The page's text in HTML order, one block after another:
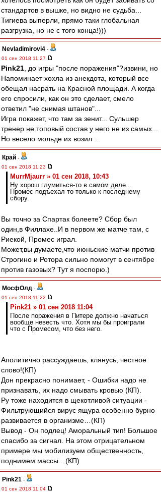
стандартов в вышке, но видно не судьба...
Тигиева выперли, прямо таки глобальная
разгрузка, но не с того конца!)))
Nevladimirovi4 -
01 сен 2018 11:27
Pink21 , до игры "после поражения"?извини, но
Напоминает хохла из анекдота, который все
обещал насрать на Красной площади. А когда
его спросили, как он это сделает, смело
ответил "не снимая штанов"...
Игра покажет, что там за зенит... Сульшер
тренер не топовый состав у него не из самых...
Но весело мольде их возил ...
Край -
01 сен 2018 11:23
MurrMjaurr » 01 сен 2018, 10:43
Ну хорош глумиться-то в самом деле...
Промес подъехал-то только к последнему
сбору.
Вы точно за Спартак болеете? Сбор был
один,в Филлахе..И в первом же матче там, с
Риекой, Промес играл.
Может,вы думаете,что июньские матчи против
Строгино и Ротора сильно помогут в сентябре
против газовых? Тут я поспорю.)
МосфОлд -
01 сен 2018 11:22
Pink21 » 01 сен 2018 11:04
После поражения в Питере должно начаться
вообще невесть что. Хотя мы бы проиграли
что с Промесом, что без него.
Аполитично рассуждаешь, клянусь, честное
слово!(КП)
Дон прекрасно понимает, - Ошибки надо не
признавать, их надо смывать кровью (КП).
Ру тоже находится в щекотливой ситуации -
Фильтрующийся вирус ящура особенно бурно
развивается в организме…(КП)
Вывод - Он подлец! Аморальный тип! Большое
спасибо за сигнал. На этом отрицательном
примере мы мобилизуем общественность,
поднимем массы…(КП)
Pink21 -
01 сен 2018 11:04